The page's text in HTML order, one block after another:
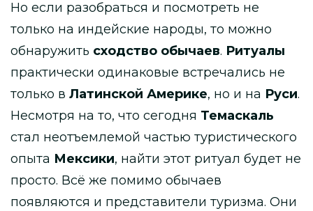
Но если разобраться и посмотреть не
только на индейские народы, то можно
обнаружить сходство обычаев. Ритуалы
практически одинаковые встречались не
только в Латинской Америке, но и на Руси.
Несмотря на то, что сегодня Темаскаль
стал неотъемлемой частью туристического
опыта Мексики, найти этот ритуал будет не
просто. Всё же помимо обычаев
появляются и представители туризма. Они